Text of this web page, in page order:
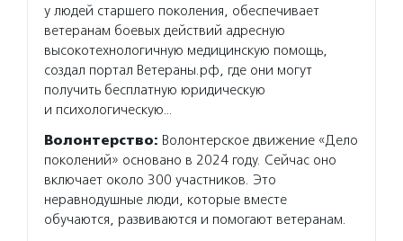
у людей старшего поколения, обеспечивает
ветеранам боевых действий адресную
высокотехнологичную медицинскую помощь,
создал портал Ветераны.рф, где они могут
получить бесплатную юридическую
и психологическую…
Волонтерство: Волонтерское движение «Дело
поколений» основано в 2024 году. Сейчас оно
включает около 300 участников. Это
неравнодушные люди, которые вместе
обучаются, развиваются и помогают ветеранам.